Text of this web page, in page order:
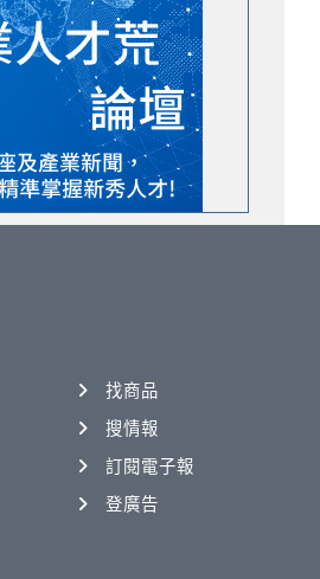
找商品
搜情報
訂閱電子報
登廣告